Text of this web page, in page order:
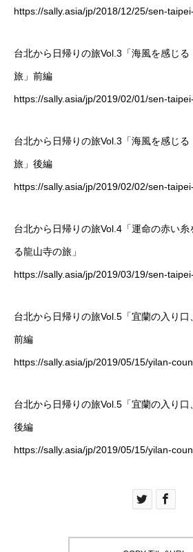
https://sally.asia/jp/2018/12/25/sen-
台北から日帰りの旅Vol.3「海風を感じ
旅」前編
https://sally.asia/jp/2019/02/01/sen-
台北から日帰りの旅Vol.3「海風を感じ
旅」後編
https://sally.asia/jp/2019/02/02/sen-
台北から日帰りの旅Vol.4「運命の赤い糸
る龍山寺の旅」
https://sally.asia/jp/2019/03/19/sen-
台北から日帰りの旅Vol.5「宜蘭の入り口
前編
https://sally.asia/jp/2019/05/15/yilan-
台北から日帰りの旅Vol.5「宜蘭の入り口
後編
https://sally.asia/jp/2019/05/15/yilan-